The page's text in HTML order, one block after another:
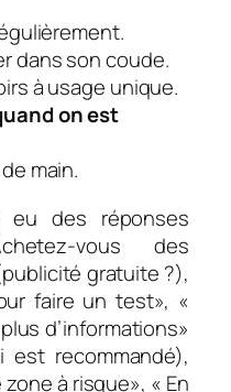
dans son coude.
à usage unique.
on est
main.
eu des réponses
vous des
gratuite ?),
faire un test», «
d’informations»
recommandé),
zone à risque», « En